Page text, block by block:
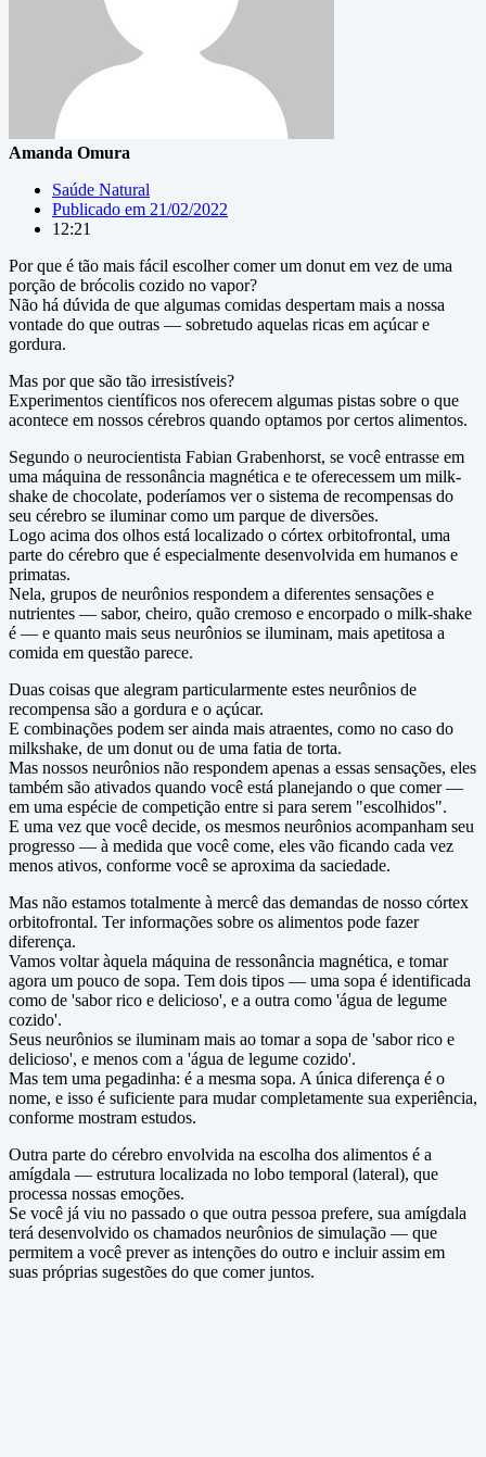
Amanda Omura
Saúde Natural
Publicado em 21/02/2022
12:21
Por que é tão mais fácil escolher comer um donut em vez de uma
porção de brócolis cozido no vapor?
Não há dúvida de que algumas comidas despertam mais a nossa
vontade do que outras — sobretudo aquelas ricas em açúcar e
gordura.
Mas por que são tão irresistíveis?
Experimentos científicos nos oferecem algumas pistas sobre o que
acontece em nossos cérebros quando optamos por certos alimentos.
Segundo o neurocientista Fabian Grabenhorst, se você entrasse em
uma máquina de ressonância magnética e te oferecessem um milk-
shake de chocolate, poderíamos ver o sistema de recompensas do
seu cérebro se iluminar como um parque de diversões.
Logo acima dos olhos está localizado o córtex orbitofrontal, uma
parte do cérebro que é especialmente desenvolvida em humanos e
primatas.
Nela, grupos de neurônios respondem a diferentes sensações e
nutrientes — sabor, cheiro, quão cremoso e encorpado o milk-shake
é — e quanto mais seus neurônios se iluminam, mais apetitosa a
comida em questão parece.
Duas coisas que alegram particularmente estes neurônios de
recompensa são a gordura e o açúcar.
E combinações podem ser ainda mais atraentes, como no caso do
milkshake, de um donut ou de uma fatia de torta.
Mas nossos neurônios não respondem apenas a essas sensações, eles
também são ativados quando você está planejando o que comer —
em uma espécie de competição entre si para serem "escolhidos".
E uma vez que você decide, os mesmos neurônios acompanham seu
progresso — à medida que você come, eles vão ficando cada vez
menos ativos, conforme você se aproxima da saciedade.
Mas não estamos totalmente à mercê das demandas de nosso córtex
orbitofrontal. Ter informações sobre os alimentos pode fazer
diferença.
Vamos voltar àquela máquina de ressonância magnética, e tomar
agora um pouco de sopa. Tem dois tipos — uma sopa é identificada
como de 'sabor rico e delicioso', e a outra como 'água de legume
cozido'.
Seus neurônios se iluminam mais ao tomar a sopa de 'sabor rico e
delicioso', e menos com a 'água de legume cozido'.
Mas tem uma pegadinha: é a mesma sopa. A única diferença é o
nome, e isso é suficiente para mudar completamente sua experiência,
conforme mostram estudos.
Outra parte do cérebro envolvida na escolha dos alimentos é a
amígdala — estrutura localizada no lobo temporal (lateral), que
processa nossas emoções.
Se você já viu no passado o que outra pessoa prefere, sua amígdala
terá desenvolvido os chamados neurônios de simulação — que
permitem a você prever as intenções do outro e incluir assim em
suas próprias sugestões do que comer juntos.